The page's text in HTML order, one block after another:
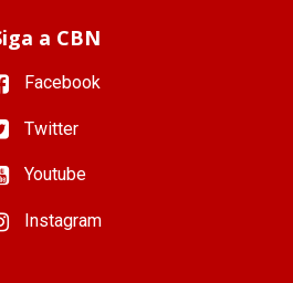
a CBN
Facebook
Twitter
Youtube
Instagram